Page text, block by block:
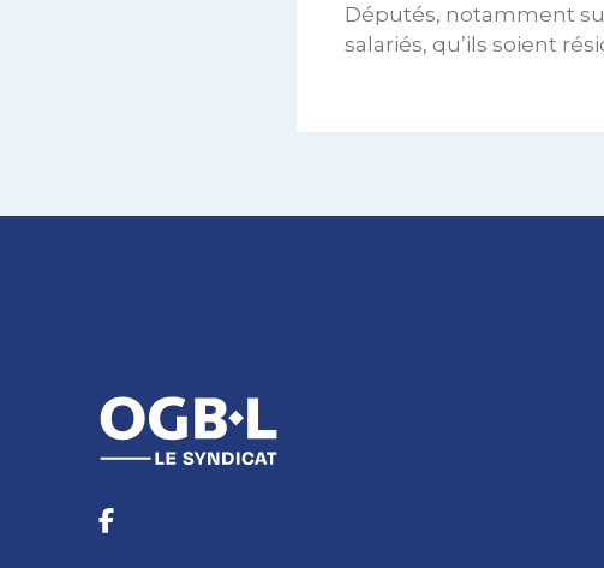
Députés, notamment
salariés, qu’ils soient